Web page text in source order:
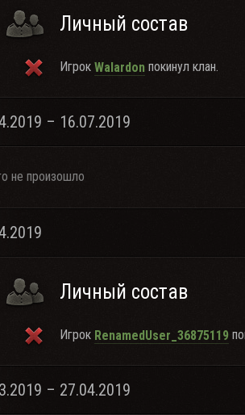
Личный состав
Игрок Walardon покинул клан.
– 16.07.2019
не произошло
Личный состав
Игрок RenamedUser_36875119
– 27.04.2019